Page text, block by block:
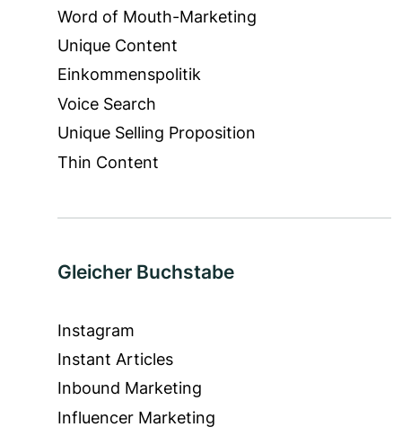
Word of Mouth-Marketing
Unique Content
Einkommenspolitik
Voice Search
Unique Selling Proposition
Thin Content
Gleicher Buchstabe
Instagram
Instant Articles
Inbound Marketing
Influencer Marketing